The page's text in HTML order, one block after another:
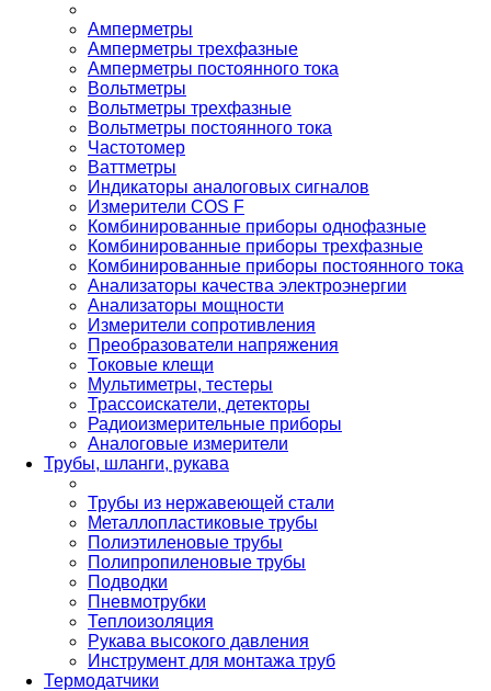
Амперметры
Амперметры трехфазные
Амперметры постоянного тока
Вольтметры
Вольтметры трехфазные
Вольтметры постоянного тока
Частотомер
Ваттметры
Индикаторы аналоговых сигналов
Измерители COS F
Комбинированные приборы однофазные
Комбинированные приборы трехфазные
Комбинированные приборы постоянного тока
Анализаторы качества электроэнергии
Анализаторы мощности
Измерители сопротивления
Преобразователи напряжения
Токовые клещи
Мультиметры, тестеры
Трассоискатели, детекторы
Радиоизмерительные приборы
Аналоговые измерители
Трубы, шланги, рукава
Трубы из нержавеющей стали
Металлопластиковые трубы
Полиэтиленовые трубы
Полипропиленовые трубы
Подводки
Пневмотрубки
Теплоизоляция
Рукава высокого давления
Инструмент для монтажа труб
Термодатчики